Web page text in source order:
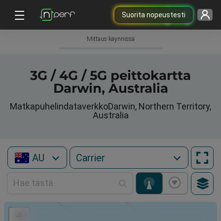
Suorita nopeustesti
Mittaus käynnissä
3G / 4G / 5G peittokartta
Darwin, Australia
MatkapuhelindataverkkoDarwin, Northern Territory,
Australia
AU